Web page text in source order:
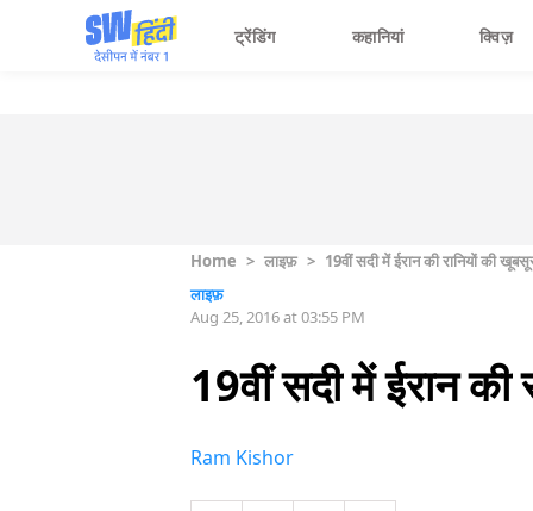
ट्रेंडिंग कहानियां क्विज़
Home > लाइफ़ > 19वीं सदी में ईरान की रानियों की
लाइफ़
Aug 25, 2016 at 03:55 PM
19वीं सदी में ईरान
Ram Kishor